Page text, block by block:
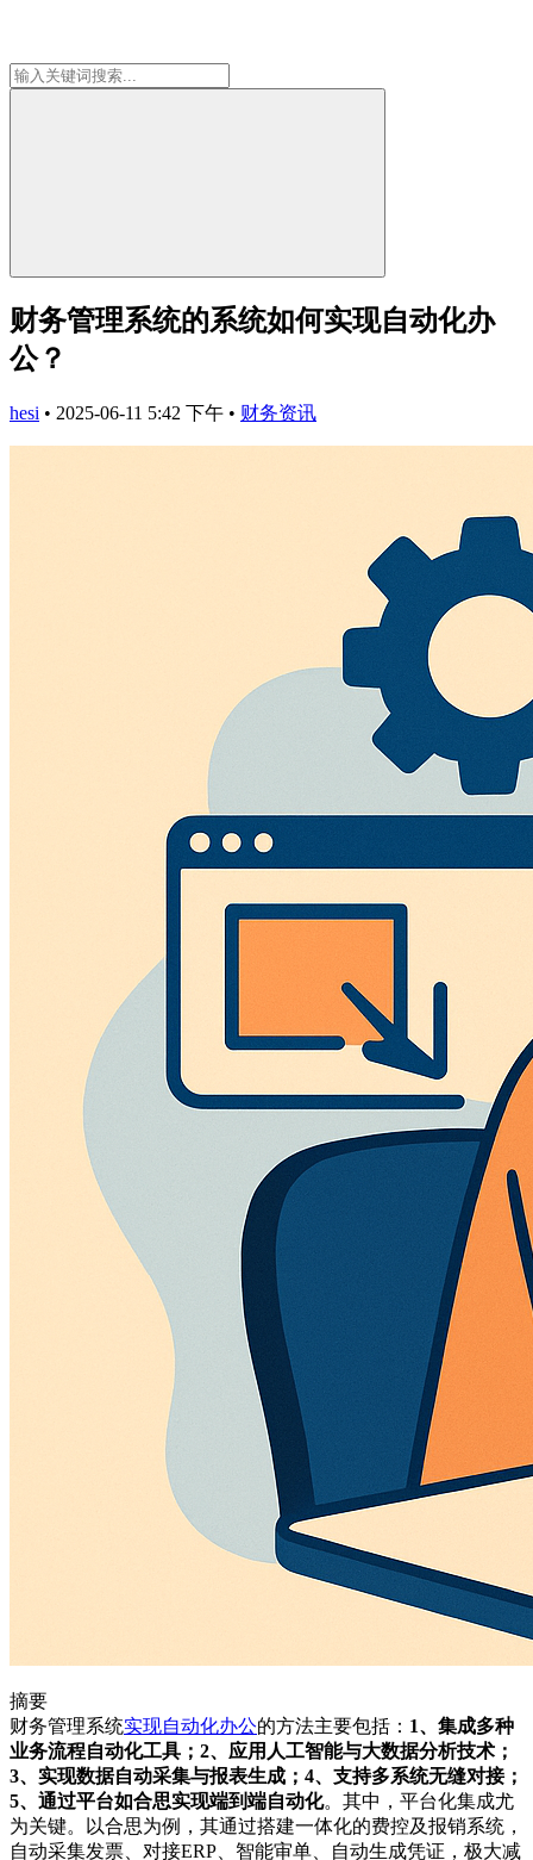
财务管理系统的系统如何实现自动化办
公？
hesi • 2025-06-11 5:42 下午 • 财务资讯
摘要
财务管理系统实现自动化办公的方法主要包括： 1、集成多种
业务流程自动化工具；2、应用人工智能与大数据分析技术；
3、实现数据自动采集与报表生成；4、支持多系统无缝对接；
5、通过平台如合思实现端到端自动化。其中，平台化集成尤
为关键。以合思为例，其通过搭建一体化的费控及报销系统，
自动采集发票、对接ERP、智能审单、自动生成凭证，极大减